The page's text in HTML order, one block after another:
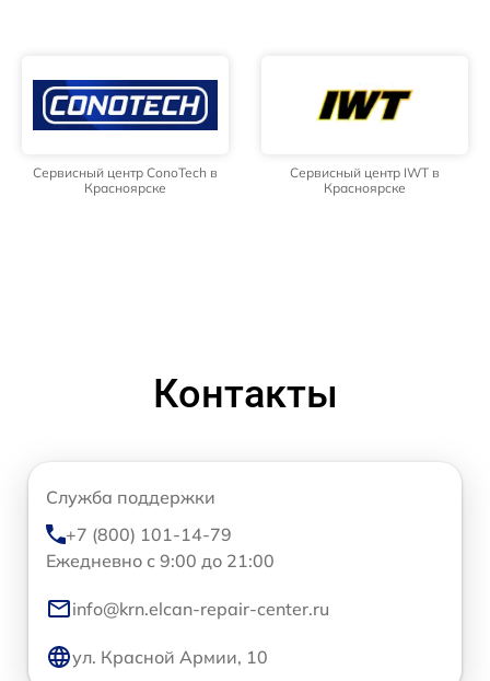
Сервисный центр ConoTech в
Красноярске
Сервисный центр IWT в
Красноярске
Контакты
Служба поддержки
+7 (800) 101-14-79
Ежедневно с 9:00 до 21:00
info@krn.elcan-repair-center.ru
ул. Красной Армии, 10